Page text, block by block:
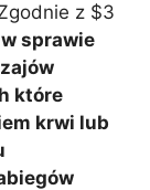
z $3
sprawie
które
krwi lub